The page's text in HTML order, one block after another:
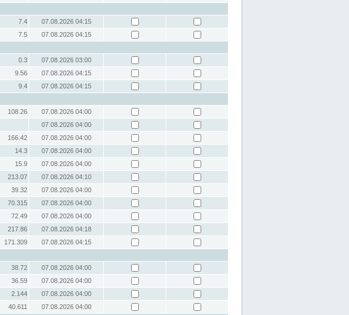
7.4
07.08.2026 04:15
7.5
07.08.2026 04:15
0.3
07.08.2026 03:00
9.56
07.08.2026 04:15
9.4
07.08.2026 04:15
108.26
07.08.2026 04:00
07.08.2026 04:00
166.42
07.08.2026 04:00
14.3
07.08.2026 04:00
15.9
07.08.2026 04:00
213.07
07.08.2026 04:10
39.32
07.08.2026 04:00
70.315
07.08.2026 04:00
72.49
07.08.2026 04:00
217.86
07.08.2026 04:18
171.309
07.08.2026 04:15
38.72
07.08.2026 04:00
36.59
07.08.2026 04:00
2.144
07.08.2026 04:00
40.611
07.08.2026 04:00